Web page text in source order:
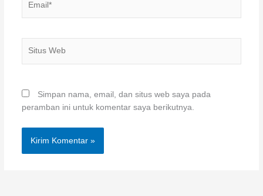
Simpan nama, email, dan situs web saya pada
peramban ini untuk komentar saya berikutnya.